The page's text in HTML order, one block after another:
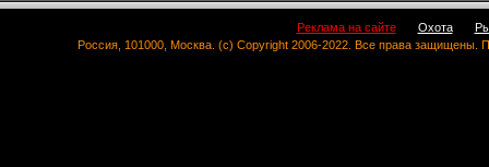
Реклама на сайте Охота
Россия, 101000, Москва. (c) Copyright 2006-2022. Все права защищены.